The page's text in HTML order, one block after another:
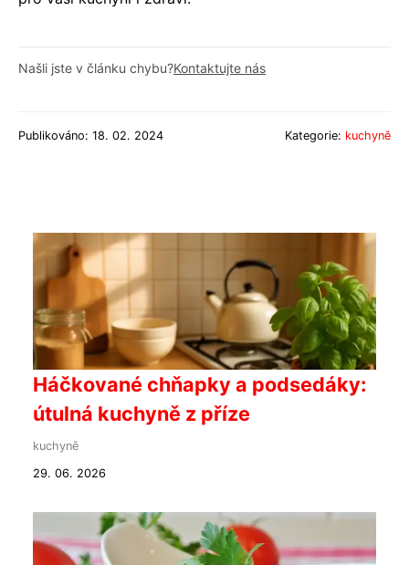
Našli jste v článku chybu?Kontaktujte nás
Publikováno: 18. 02. 2024 Kategorie: kuchyně
Háčkované chňapky a podsedáky:
útulná kuchyně z příze
kuchyně
29. 06. 2026